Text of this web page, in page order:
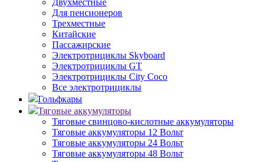
Двухместные
Для пенсионеров
Трехместные
Китайские
Пассажирские
Электротрициклы Skyboard
Электротрициклы GT
Электротрициклы City Coco
Все электротрициклы
Гольфкары
Тяговые аккумуляторы
Тяговые свинцово-кислотные аккумуляторы
Тяговые аккумуляторы 12 Вольт
Тяговые аккумуляторы 24 Вольт
Тяговые аккумуляторы 48 Вольт